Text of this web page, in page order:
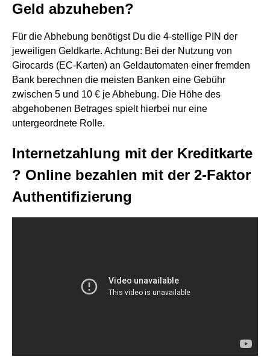
Geld abzuheben?
Für die Abhebung benötigst Du die 4-stellige PIN der
jeweiligen Geldkarte. Achtung: Bei der Nutzung von
Girocards (EC-Karten) an Geldautomaten einer fremden
Bank berechnen die meisten Banken eine Gebühr
zwischen 5 und 10 € je Abhebung. Die Höhe des
abgehobenen Betrages spielt hierbei nur eine
untergeordnete Rolle.
Internetzahlung mit der Kreditkarte
? Online bezahlen mit der 2-Faktor
Authentifizierung